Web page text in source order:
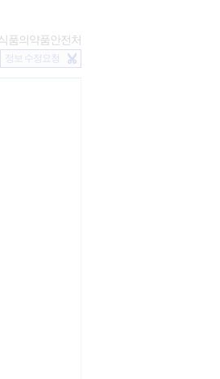
품의약품안전처
정보 수정요청